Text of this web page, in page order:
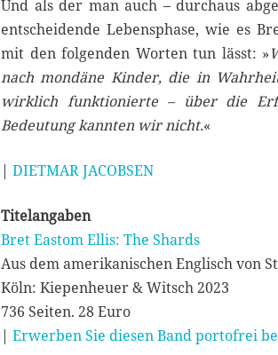
Und als der man auch – durchaus
entscheidende Lebensphase, wie es
mit den folgenden Worten tun lässt: »
nach mondäne Kinder, die in
wirklich funktionierte – über die
Bedeutung kannten wir nicht.«
| DIETMAR JACOBSEN
Titelangaben
Bret Eastom Ellis: The Shards
Aus dem amerikanischen Englisch von
Köln: Kiepenheuer & Witsch 2023
736 Seiten. 28 Euro
| Erwerben Sie diesen Band portofrei